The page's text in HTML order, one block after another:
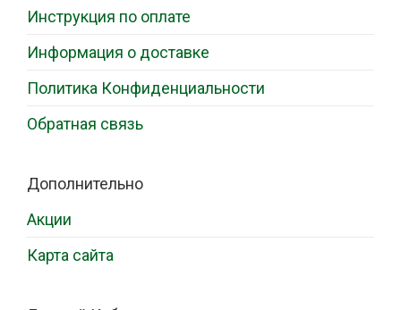
Инструкция по оплате
Информация о доставке
Политика Конфиденциальности
Обратная связь
Дополнительно
Акции
Карта сайта